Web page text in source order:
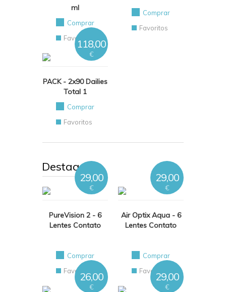
ml
Comprar
Favoritos
Comprar
Favoritos
PACK - 2x90 Dailies
Total 1
118,00
€
Comprar
Favoritos
Destaques
PureVision 2 - 6
Lentes Contato
29,00
€
Comprar
Favoritos
Air Optix Aqua - 6
Lentes Contato
29,00
€
Comprar
Favoritos
26,00
€
29,00
€